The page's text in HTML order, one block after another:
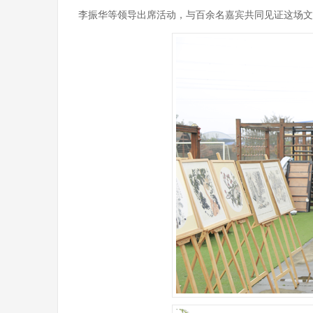
李振华等领导出席活动，与百余名嘉宾共同见证这场